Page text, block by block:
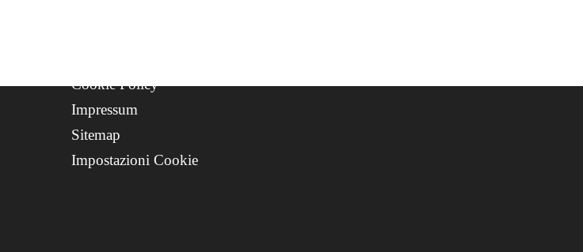
Cookie Policy
Impressum
Sitemap
Impostazioni Cookie